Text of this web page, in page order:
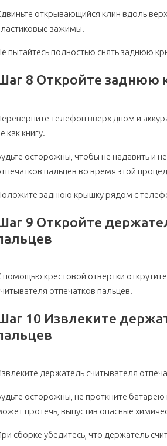
открывающийся клин вдоль
зажимы.
пытайтесь полностью снять заднюю
8 Откройте заднюю
телефон вверх дном и
как книгу.
осторожны, чтобы не надавить и
пальцев во время этой
заднюю крышку рядом с
9 Откройте
помощью крестовой отвертки
отпечатков пальцев.
10 Извлеките
держатель считывателя
осторожны, не проткните
протечь, выпустив опасные
сборке убедитесь, что держатель